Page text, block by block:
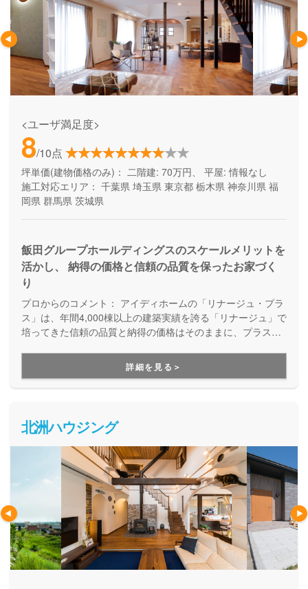
<ユーザ満足度>
8/10点
坪単価(建物価格のみ)： 二階建: 70万円、 平屋: 情報なし
施工対応エリア： 千葉県 埼玉県 東京都 栃木県 神奈川県 福
岡県 群馬県 茨城県
飯田グループホールディングスのスケールメリットを
活かし、 納得の価格と信頼の品質を保ったお家づく
り
プロからのコメント：
ス」は、年間4,000棟以上の建築実績を誇る「リナージュ」で
培ってきた信頼の品質と納得の価格はそのままに、プラスα
ることで、納得価格で世界にひとつの住まいが完成します。
詳細を見る＞
北洲ハウジング